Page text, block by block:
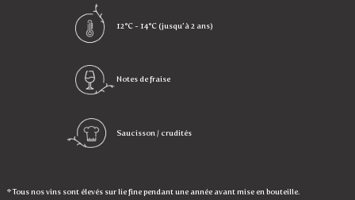
12°C - 14°C (jusqu’à 2 ans)
Notes de fraise
Saucisson / crudités
* Tous nos vins sont élevés sur lie fine pendant une année avant mise en bouteille.